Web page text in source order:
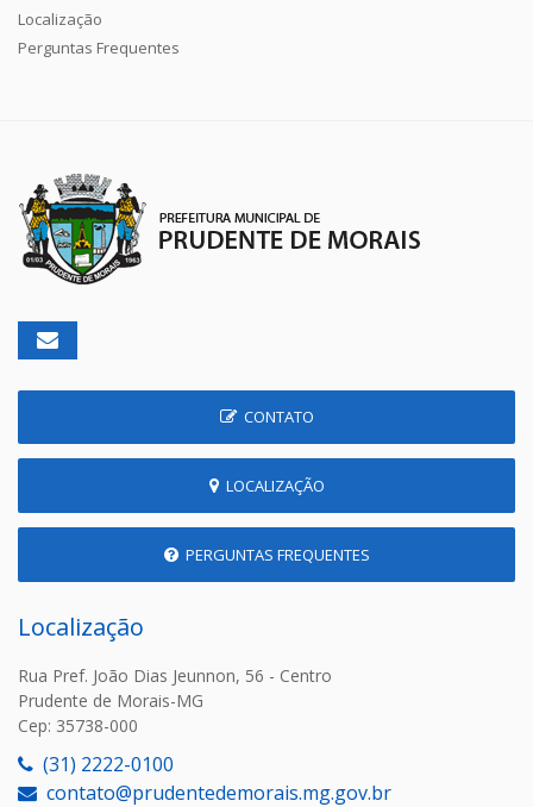
Localização
Perguntas Frequentes
CONTATO
LOCALIZAÇÃO
PERGUNTAS FREQUENTES
Localização
Rua Pref. João Dias Jeunnon, 56 - Centro
Prudente de Morais-MG
Cep: 35738-000
(31) 2222-0100
contato@prudentedemorais.mg.gov.br